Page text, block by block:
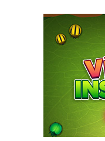
Nisma e